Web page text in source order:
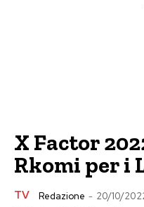
X Factor
Rkomi per i
TV Redazione - 20/10/